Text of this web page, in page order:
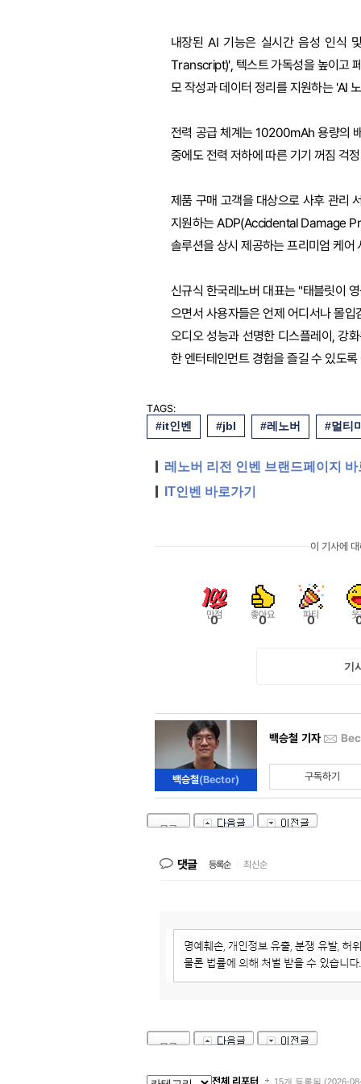
내장된 AI 기능은 실시간 음성 인식
Transcript)', 텍스트 가독성을 높이고
모 작성과 데이터 정리를 지원하는 'AI
전력 공급 체계는 10200mAh 용량의
중에도 전력 저하에 따른 기기 꺼짐 걱
제품 구매 고객을 대상으로 사후 관리
지원하는 ADP(Accidental Damage
솔루션을 상시 제공하는 프리미엄 케어
신규식 한국레노버 대표는 "태블릿이
으면서 사용자들은 언제 어디서나 몰
오디오 성능과 선명한 디스플레이, 강
한 엔터테인먼트 경험을 즐길 수 있도
TAGS:
#it인벤 #jbl #레노버 #멀티
레노버 리전 인벤 브랜드페이지
IT인벤 바로가기
이 기사에
만점
0 좋아요
0 파티
0
기
백승철(Bector)
백승철 기자
구독하기
목록
댓글 등록순 최신순
목록
전체 리포터 15개 등록됨 (2026-